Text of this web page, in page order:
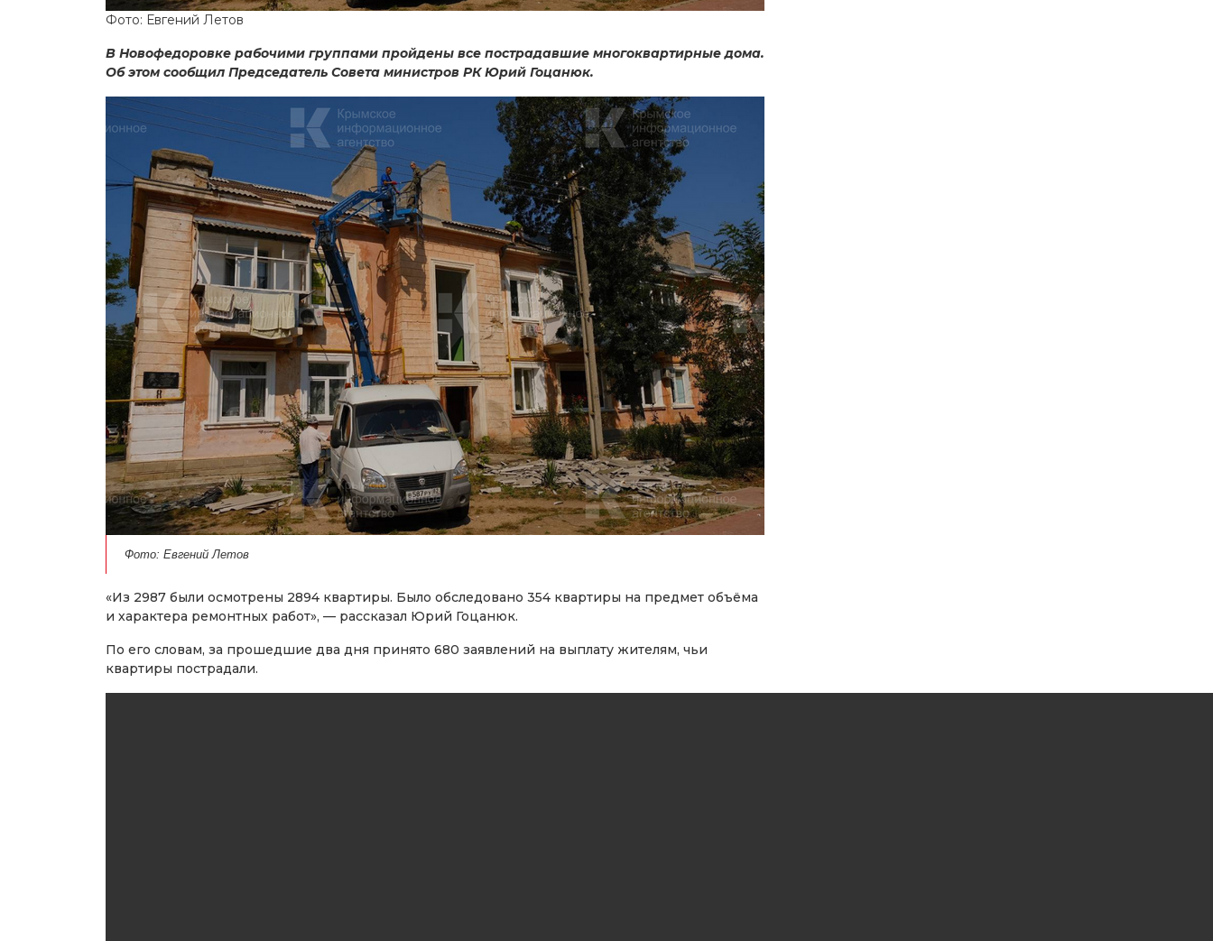
Фото: Евгений Летов
В Новофедоровке рабочими группами пройдены все пострадавшие многоквартирные дома.
Об этом сообщил Председатель Совета министров РК Юрий Гоцанюк.
Фото: Евгений Летов
«Из 2987 были осмотрены 2894 квартиры. Было обследовано 354 квартиры на предмет объёма
и характера ремонтных работ», — рассказал Юрий Гоцанюк.
По его словам, за прошедшие два дня принято 680 заявлений на выплату жителям, чьи
квартиры пострадали.